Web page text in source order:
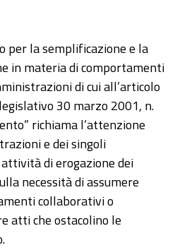
per la semplificazione e la
in materia di comportamenti
di cui all’articolo
30 marzo 2001, n.
richiama l’attenzione
e dei singoli
di erogazione dei
necessità di assumere
collaborativi o
atti che ostacolino le